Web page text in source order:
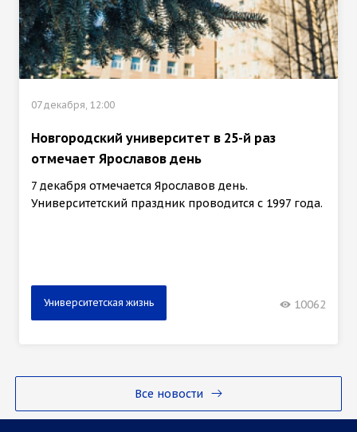
Все новости
07 декабря, 12:00
Новгородский университет в 25-й раз
отмечает Ярославов день
7 декабря отмечается Ярославов день.
Университетский праздник проводится с 1997 года.
Университетская жизнь 10062